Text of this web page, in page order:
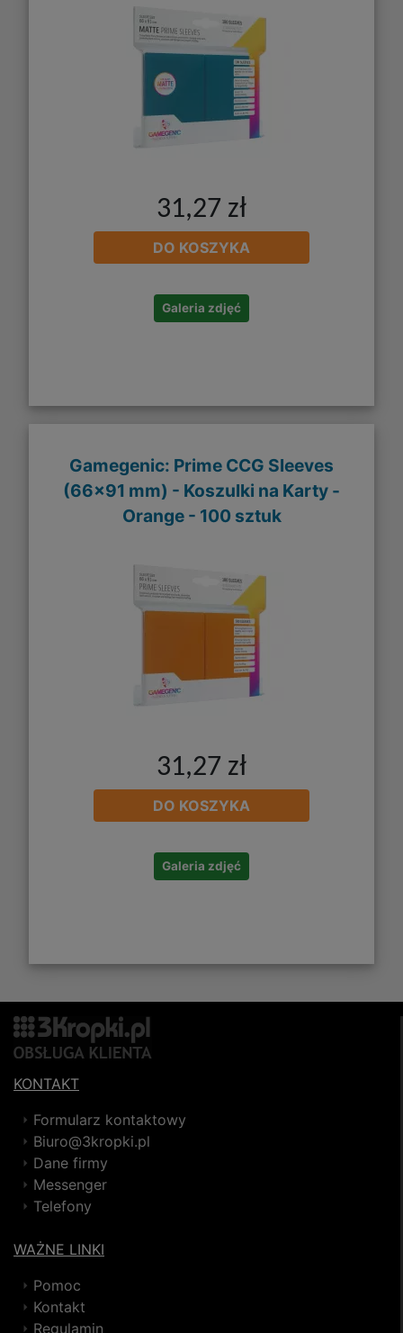
31,27 zł
DO KOSZYKA
Galeria zdjęć
Gamegenic: Prime CCG Sleeves
(66x91 mm) - Koszulki na Karty -
Orange - 100 sztuk
31,27 zł
DO KOSZYKA
Galeria zdjęć
KONTAKT
Formularz kontaktowy
Biuro@3kropki.pl
Dane firmy
Messenger
Telefony
WAŻNE LINKI
Pomoc
Kontakt
Regulamin